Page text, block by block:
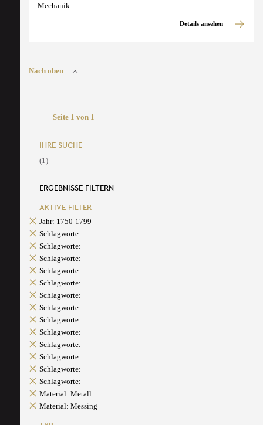
Mechanik
Details ansehen
Nach oben
Seite 1 von 1
IHRE SUCHE
(1)
ERGEBNISSE FILTERN
AKTIVE FILTER
Jahr: 1750-1799
Schlagworte:
Schlagworte:
Schlagworte:
Schlagworte:
Schlagworte:
Schlagworte:
Schlagworte:
Schlagworte:
Schlagworte:
Schlagworte:
Schlagworte:
Schlagworte:
Schlagworte:
Material: Metall
Material: Messing